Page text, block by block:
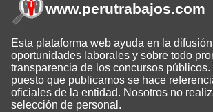
www.perutrabajos.com
Esta plataforma web ayuda en la
oportunidades laborales y sobre todo
transparencia de los concursos públicos.
puesto que publicamos se hace
oficiales de la entidad. Nosotros no
selección de personal.